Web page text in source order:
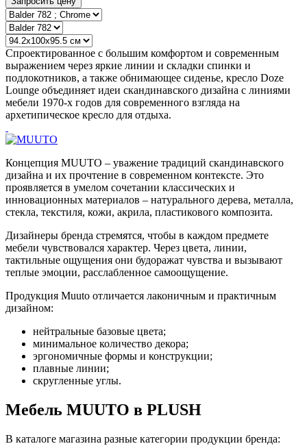
Спроектированное с большим комфортом и современным
выражением через яркие линии и складки спинки и
подлокотников, а также обнимающее сиденье, кресло Doze
Lounge объединяет идеи скандинавского дизайна с линиями
мебели 1970-х годов для современного взгляда на
архетипическое кресло для отдыха.
Концепция MUUTO – уважение традиций скандинавского
дизайна и их прочтение в современном контексте. Это
проявляется в умелом сочетании классических и
инновационных материалов – натурального дерева, металла,
стекла, текстиля, кожи, акрила, пластикового композита.
Дизайнеры бренда стремятся, чтобы в каждом предмете
мебели чувствовался характер. Через цвета, линии,
тактильные ощущения они будоражат чувства и вызывают
теплые эмоции, расслабленное самоощущение.
Продукция Muuto отличается лаконичным и практичным
дизайном:
нейтральные базовые цвета;
минимальное количество декора;
эргономичные формы и конструкции;
плавные линии;
скругленные углы.
Мебель MUUTO в PLUSH
В каталоге магазина разные категории продукции бренда: